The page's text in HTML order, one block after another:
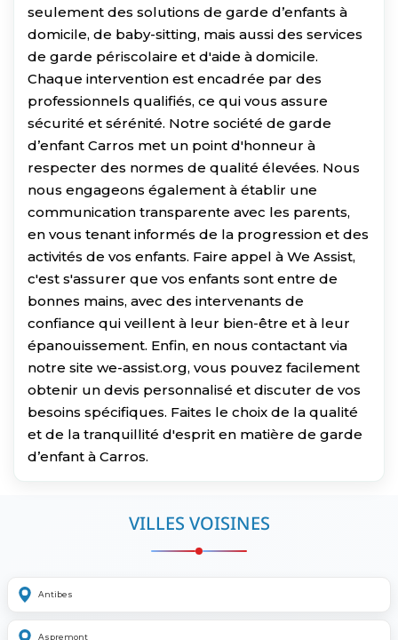
seulement des solutions de garde d’enfants à
domicile, de baby-sitting, mais aussi des services
de garde périscolaire et d'aide à domicile.
Chaque intervention est encadrée par des
professionnels qualifiés, ce qui vous assure
sécurité et sérénité. Notre société de garde
d’enfant Carros met un point d'honneur à
respecter des normes de qualité élevées. Nous
nous engageons également à établir une
communication transparente avec les parents,
en vous tenant informés de la progression et des
activités de vos enfants. Faire appel à We Assist,
c'est s'assurer que vos enfants sont entre de
bonnes mains, avec des intervenants de
confiance qui veillent à leur bien-être et à leur
épanouissement. Enfin, en nous contactant via
notre site we-assist.org, vous pouvez facilement
obtenir un devis personnalisé et discuter de vos
besoins spécifiques. Faites le choix de la qualité
et de la tranquillité d'esprit en matière de garde
d’enfant à Carros.
VILLES VOISINES
Antibes
Aspremont